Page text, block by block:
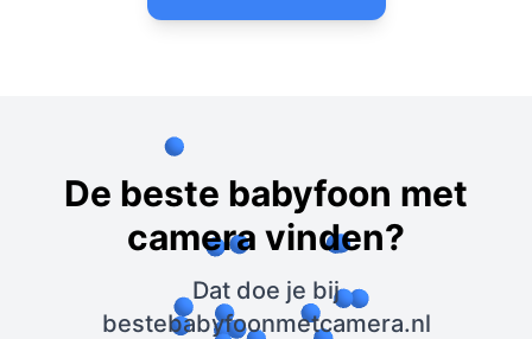
De beste babyfoon met
camera vinden?
Dat doe je bij
bestebabyfoonmetcamera.nl